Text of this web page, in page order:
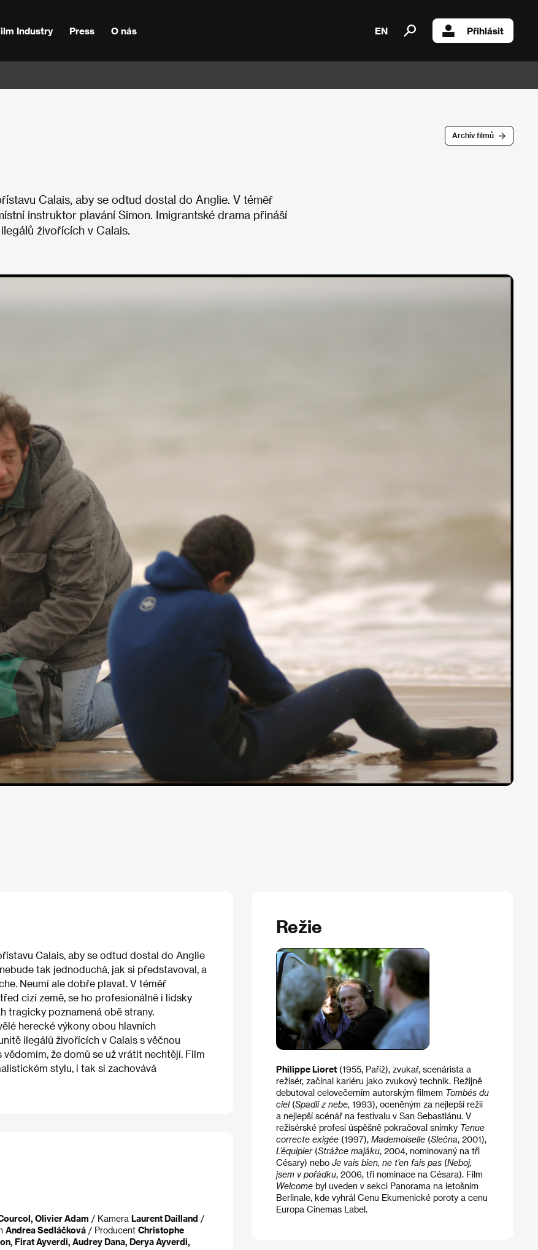
Industry Press O nás EN Přihlásit
Archív filmů
Calais, aby se odtud dostal do Anglie. V téměř
instruktor plavání Simon. Imigrantské drama přináší
živořících v Calais.
Calais, aby se odtud dostal do Anglie
tak jednoduchá, jak si představoval, a
Neumí ale dobře plavat. V téměř
cizí země, se ho profesionálně i lidsky
tragicky poznamená obě strany.
herecké výkony obou hlavních
ilegálů živořících v Calais s věčnou
že domů se už vrátit nechtějí. Film
stylu, i tak si zachovává
Olivier Adam / Kamera Laurent Dailland /
Andrea Sedláčková / Producent Christophe
Firat Ayverdi, Audrey Dana, Derya Ayverdi,
Režie
Philippe Lioret(1955, Paříž), zvukař, scenárista a
režisér, začínal kariéru jako zvukový technik. Režijně
debutoval celovečerním autorským filmem Tombés du
ciel(Spadli z nebe, 1993), oceněným za nejlepší režii
a nejlepší scénář na festivalu v San Sebastiánu. V
režisérské profesi úspěšně pokračoval snímky Tenue
correcte exigée(1997), Mademoiselle(Slečna, 2001),
L’équipier(Strážce majáku, 2004, nominovaný na tři
Césary) nebo Je vais bien, ne t’en fais pas(Neboj,
jsem v pořádku, 2006, tři nominace na Césara). Film
Welcomebyl uveden v sekci Panorama na letošním
Berlinale, kde vyhrál Cenu Ekumenické poroty a cenu
Europa Cinemas Label.